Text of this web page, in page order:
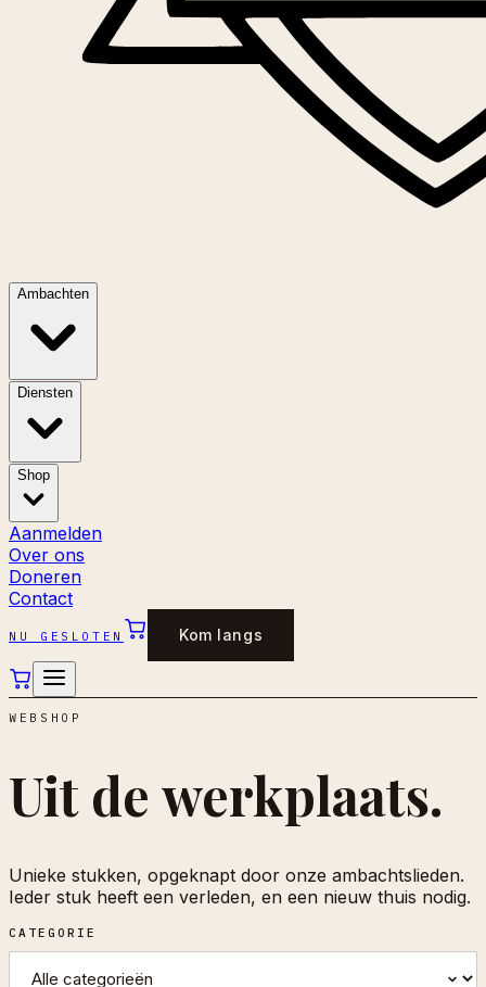
Ambachten
Diensten
Shop
Aanmelden
Over ons
Doneren
Contact
NU GESLOTEN Kom langs
WEBSHOP
Uit de werkplaats.
Unieke stukken, opgeknapt door onze ambachtslieden.
Ieder stuk heeft een verleden, en een nieuw thuis nodig.
CATEGORIE